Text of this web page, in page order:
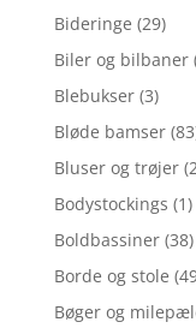
Bideringe (29)
Biler og bilbaner
Blebukser (3)
Bløde bamser
Bluser og trøjer
Bodystockings (1)
Boldbassiner (38)
Borde og stole
Bøger og